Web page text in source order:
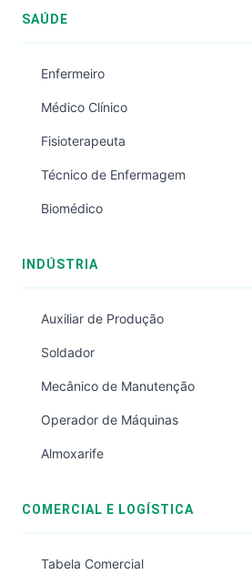
SAÚDE
Enfermeiro
Médico Clínico
Fisioterapeuta
Técnico de Enfermagem
Biomédico
INDÚSTRIA
Auxiliar de Produção
Soldador
Mecânico de Manutenção
Operador de Máquinas
Almoxarife
COMERCIAL E LOGÍSTICA
Tabela Comercial